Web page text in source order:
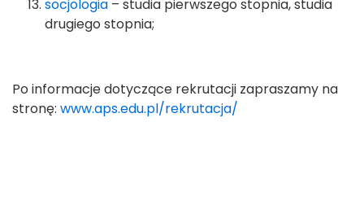
socjologia – studia pierwszego stopnia, studia
drugiego stopnia;
Po informacje dotyczące rekrutacji zapraszamy na
stronę: www.aps.edu.pl/rekrutacja/